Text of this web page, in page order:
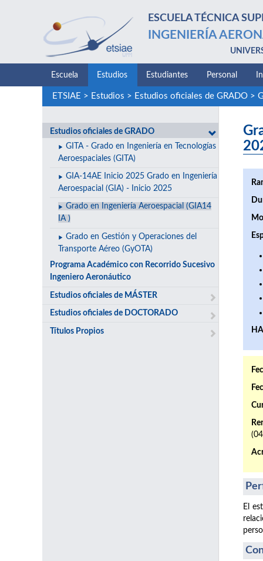
ESCUELA TÉCNICA
INGENIERÍA
Escuela Estudios Estudiantes Personal
ETSIAE > Estudios > Estudios oficiales de GRADO>
Estudios oficiales de GRADO
GITA - Grado en Ingeniería en Tecnologías
Aeroespaciales (GITA)
GIA-14AE Inicio 2025 Grado en Ingeniería
Aeroespacial (GIA) - Inicio 2025
Grado en Ingeniería Aeroespacial (GIA14
IA )
Grado en Gestión y Operaciones del
Transporte Aéreo (GyOTA)
Programa Académico con Recorrido Sucesivo
Ingeniero Aeronáutico
Estudios oficiales de MÁSTER
Estudios oficiales de DOCTORADO
Títulos Propios
El